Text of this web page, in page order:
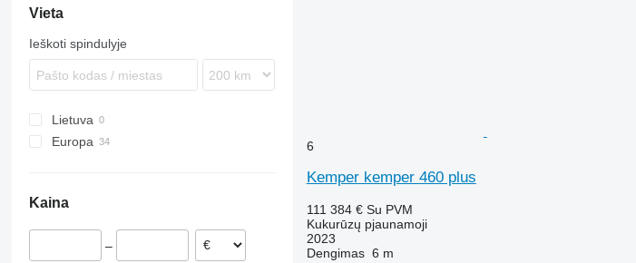
Vieta
Ieškoti spindulyje
Lietuva
Europa
Kaina
–
6
Kemper kemper 460 plus
111 384 € Su PVM
Kukurūzų pjaunamoji
2023
Dengimas 6 m